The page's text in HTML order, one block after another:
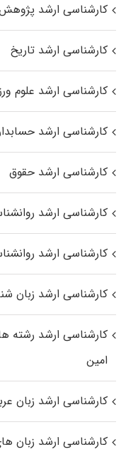
کارشناسی ارشد
کارشناسی ارشد تاریخ
کارشناسی ارشد علوم
کارشناسی ارشد
کارشناسی ارشد حقوق
کارشناسی ارشد
کارشناسی ارشد
کارشناسی ارشد زبان
کارشناسی ارشد رﺷﺘﻪ
اﻣﻴﻦ
کارشناسی ارشد زبان
کارشناسی ارشد زبان‌